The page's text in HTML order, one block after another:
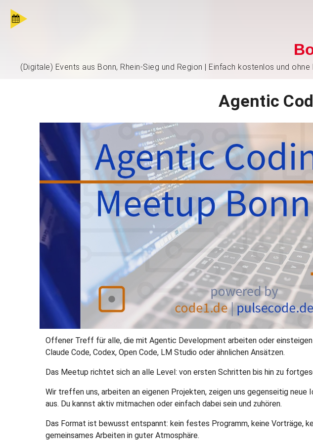
(Digitale) Events aus Bonn, Rhein-Sieg und Region | Einfach kostenlos und
Agentic
Offener Treff für alle, die mit Agentic Development arbeiten oder
Claude Code, Codex, Open Code, LM Studio oder ähnlichen Ansätzen.
Das Meetup richtet sich an alle Level: von ersten Schritten bis hin zu
Wir treffen uns, arbeiten an eigenen Projekten, zeigen uns gegenseitig neue
aus. Du kannst aktiv mitmachen oder einfach dabei sein und zuhören.
Das Format ist bewusst entspannt: kein festes Programm, keine Vorträge,
gemeinsames Arbeiten in guter Atmosphäre.